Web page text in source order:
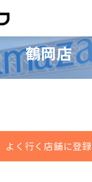
鶴岡店
よく行く店舗に登録